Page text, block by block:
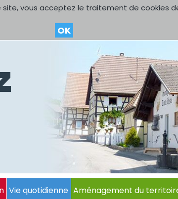
site, vous acceptez le traitement de cookies
OK
Vie quotidienne Aménagement du